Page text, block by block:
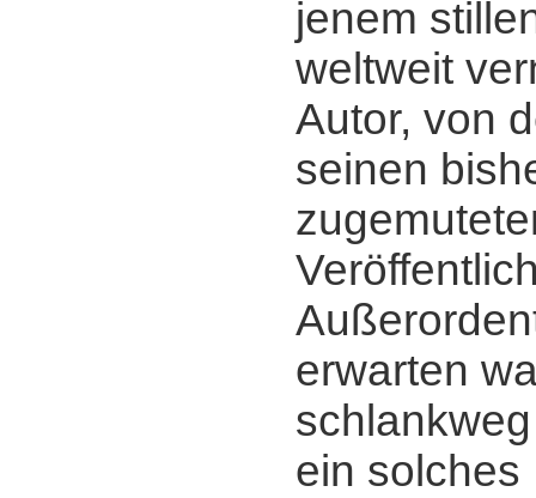
jenem
weltweit
Autor, von
seinen
erwarten
ein solches